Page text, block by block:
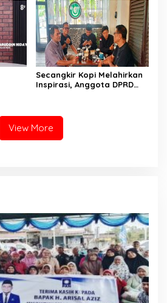
Secangkir Kopi Melahirkan
Inspirasi, Anggota DPRD
View More